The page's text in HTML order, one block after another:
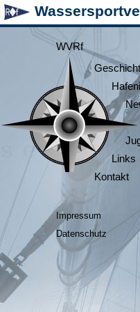
WVRf
Links
Kontakt
Impressum
Datenschutz